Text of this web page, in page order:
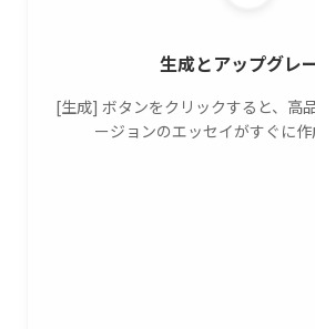
生成とアップグレ
[生成] ボタンをクリックすると、高
ージョンのエッセイがすぐに作